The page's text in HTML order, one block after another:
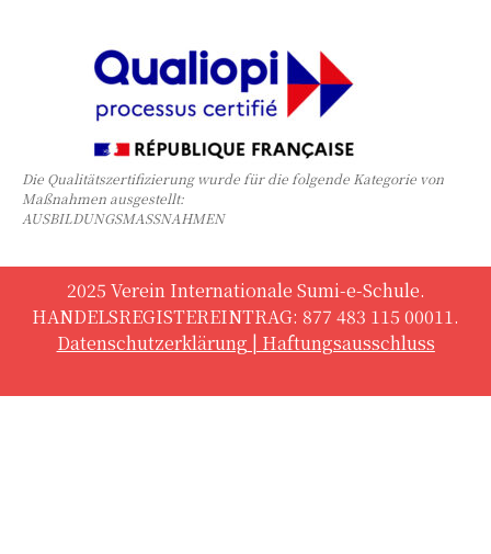
Die Qualitätszertifizierung wurde für die folgende Kategorie von
Maßnahmen ausgestellt:
AUSBILDUNGSMASSNAHMEN
2025 Verein Internationale Sumi-e-Schule.
HANDELSREGISTEREINTRAG: 877 483 115 00011.
Datenschutzerklärung | Haftungsausschluss